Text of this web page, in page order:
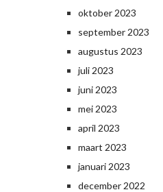
oktober 2023
september 2023
augustus 2023
juli 2023
juni 2023
mei 2023
april 2023
maart 2023
januari 2023
december 2022